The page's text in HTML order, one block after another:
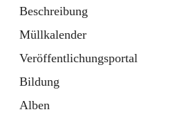
Beschreibung
Müllkalender
Veröffentlichungsportal
Bildung
Alben